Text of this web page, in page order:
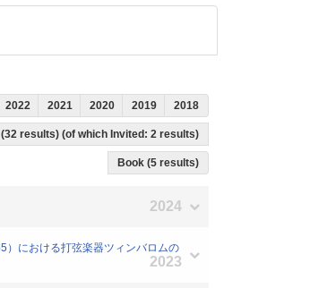
2022 2021 2020 2019 2018
results) (of which Invited: 2 results)
Book (5 results)
2024
）における打弦楽器ツィンバロムの
2023